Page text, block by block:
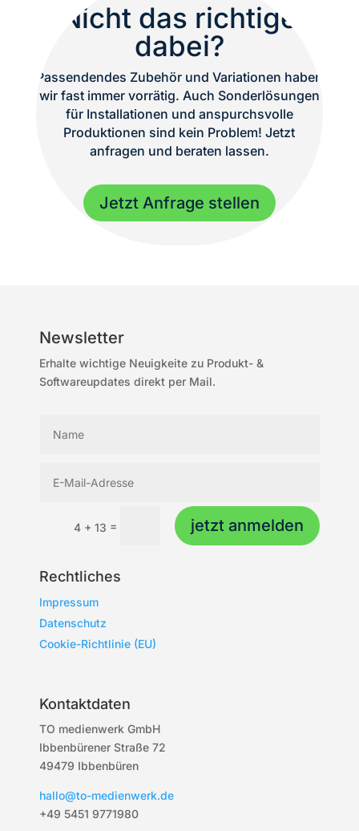
Nicht das richtige
dabei?
Passendendes Zubehör und Variationen haben
wir fast immer vorrätig. Auch Sonderlösungen
für Installationen und anspurchsvolle
Produktionen sind kein Problem! Jetzt
anfragen und beraten lassen.
Jetzt Anfrage stellen
Newsletter
Erhalte wichtige Neuigkeite zu Produkt- &
Softwareupdates direkt per Mail.
4 + 13 = jetzt anmelden
Rechtliches
Impressum
Datenschutz
Cookie-Richtlinie (EU)
Kontaktdaten
TO medienwerk GmbH
Ibbenbürener Straße 72
49479 Ibbenbüren
hallo@to-medienwerk.de
+49 54519771980